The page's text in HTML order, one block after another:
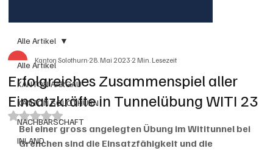
Alle Artikel
KANTON AARGAU
KANTON SOLOTHURN
NACHBARSCHAFT
INLAND
Alle Artikel
Erfolgreiches Zusammenspiel aller
Einsatzkräfte in Tunnelübung WITI 23
Kanton Solothurn28. Mai 20232 Min. Lesezeit
Mit NaN von 5 Sternen bewertet.
Bei einer gross angelegten Übung im Wititunnel bei
Grenchen sind die Einsatzfähigkeit und die